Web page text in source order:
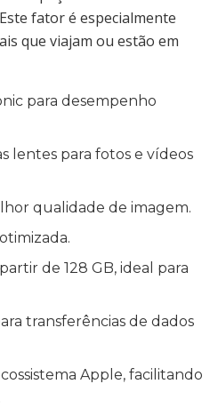
fator é especialmente
que viajam ou estão em
para desempenho
lentes para fotos e vídeos
qualidade de imagem.
de 128 GB, ideal para
transferências de dados
Apple, facilitando